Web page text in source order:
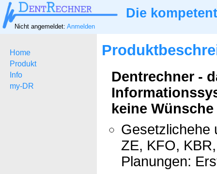
Die
Nicht angemeldet: Anmelden
Home
Produkt
Info
my-DR
Dentrechner -
keine
Gesetzlichehe
ZE, KFO,
Planungen: